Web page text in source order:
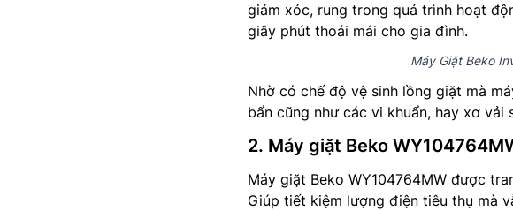
giảm xóc, rung trong quá trình hoạt
giây phút thoải mái cho gia đình.
Máy Giặt Beko
Nhờ có chế độ vệ sinh lồng giặt mà
bẩn cũng như các vi khuẩn, hay xơ vải
2. Máy giặt Beko
Máy giặt Beko WY104764MW được
Giúp tiết kiệm lượng điện tiêu thụ mà